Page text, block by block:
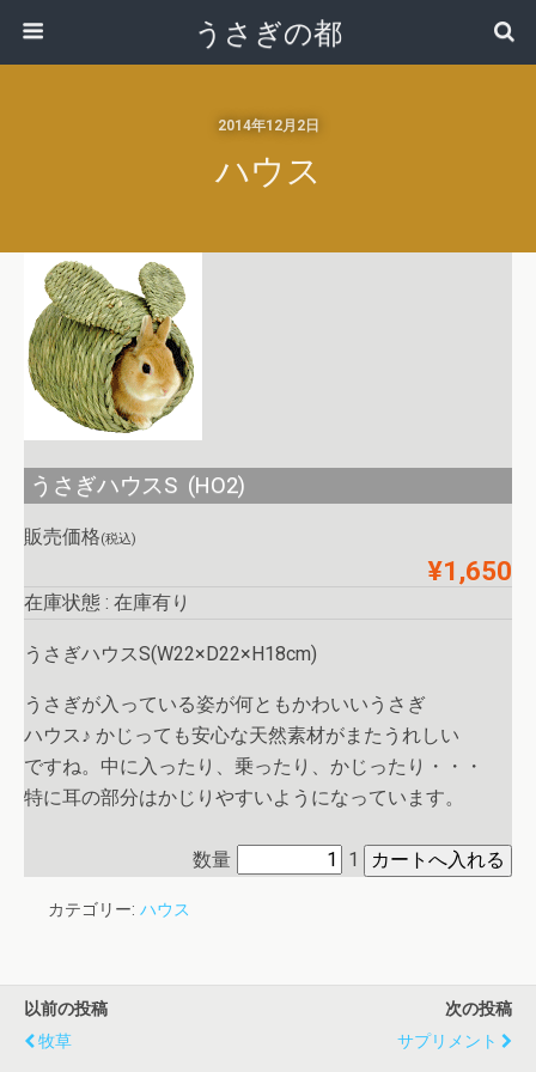
うさぎの都
2014年12月2日
ハウス
うさぎハウスS (HO2)
販売価格(税込)
¥1,650
在庫状態 : 在庫有り
うさぎハウスS(W22×D22×H18cm)
うさぎが入っている姿が何ともかわいいうさぎ
ハウス♪ かじっても安心な天然素材がまたうれしい
ですね。中に入ったり、乗ったり、かじったり・・・
特に耳の部分はかじりやすいようになっています。
数量 1
カテゴリー: ハウス
以前の投稿
牧草
次の投稿
サプリメント